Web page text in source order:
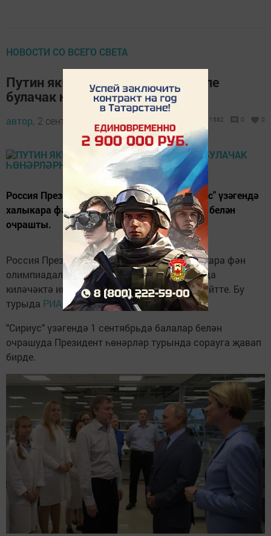
НОВОСТИ СО ВСЕГО СВЕТА
Путин якын киләчәктә иң кирәкле
булачак һөнәрләрне әйтте
автор, 2 сентябрь 2018 - 12:17 1582 0 0
Россия Президенты Владимир Путин "Сириус" үзәгендә
халыкара фән олимпиадалары җиңүчеләре белән
очрашты.
Россия Президенты Владимир Путин Халыкара фән
олимпиадалары җиңүчеләре белән очрашуда
киләчәктә иң кирәкле булачак һөнәрләрне әйтте. Бу
турыда РИА Новостихәбәр итте.
"Сириус" үзәгендә 1 сентябрьдә балалар белән
очрашуда Президент һөнәрләр турында сорауга җавап
бирде.